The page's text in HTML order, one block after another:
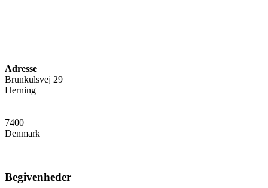
Adresse
Brunkulsvej 29
Herning
7400
Denmark
Begivenheder